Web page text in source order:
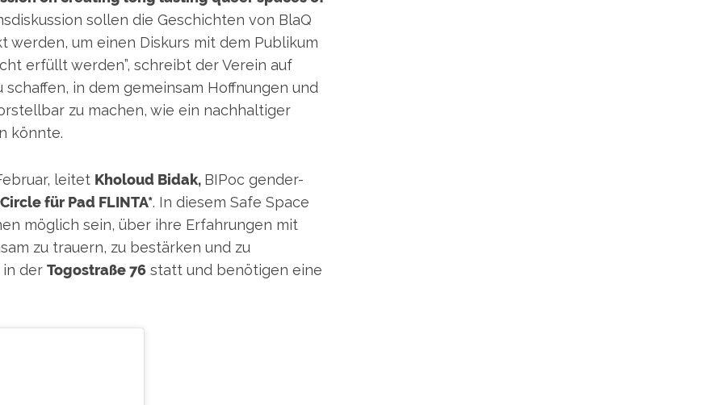
sollen die Geschichten von BlaQ
werden, um einen Diskurs mit dem Publikum
erfüllt werden”, schreibt der Verein auf
in dem gemeinsam Hoffnungen und
zu machen, wie ein nachhaltiger
könnte.
leitet Kholoud Bidak, BIPoc gender-
für Pad FLINTA*. In diesem Safe Space
möglich sein, über ihre Erfahrungen mit
zu trauern, zu bestärken und zu
in der Togostraße 76 statt und benötigen eine